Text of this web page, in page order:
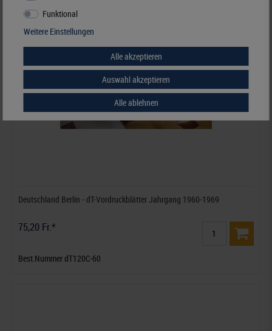
Deutschland Berlin - dT-Vordruckblätter Jahrgang 1960-1969
75,20 Fr.*
Best.Nummer dT120C-60
Funktional
Weitere Einstellungen
Alle akzeptieren
Auswahl akzeptieren
Alle ablehnen